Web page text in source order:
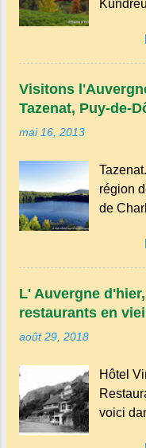
comme
y
pourrait
trouve
deux
dit "le
un des
dresse
Bien
d'art
cela
Visitons
Tazenat, Puy-de-
mai 16, 2013
région
de
: le Lac
des
En
et en
L' Auvergne
restaurants en
août 29, 2018
Hôtel
voici